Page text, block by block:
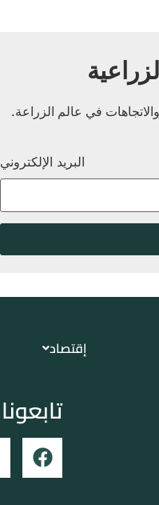
في عالم الزراعة.
البريد الإلكتروني
إقتصاد
تابعونا